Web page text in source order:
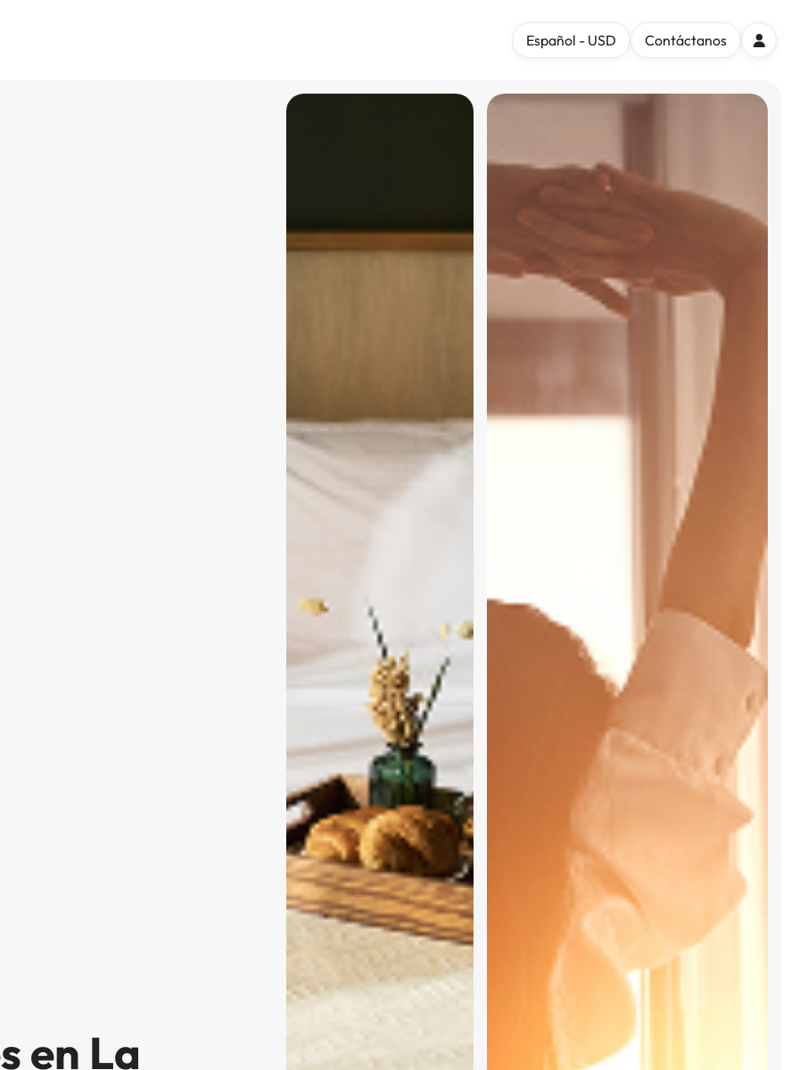
Español - USD Contáctanos
en La